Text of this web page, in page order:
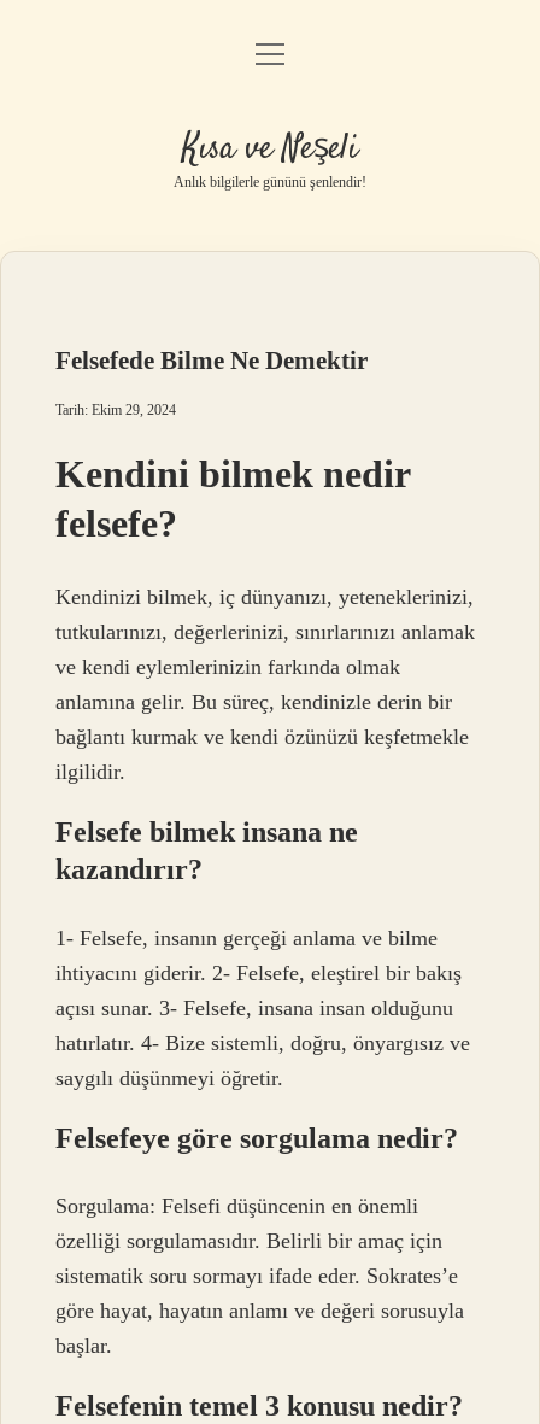
Anasayfa
Yasal Uyarı
menüyü
Kısa ve Neşeli
Anlık bilgilerle gününü şenlendir!
Felsefede Bilme Ne Demektir
Tarih: Ekim 29, 2024
Kendini bilmek nedir
felsefe?
Kendinizi bilmek, iç dünyanızı, yeteneklerinizi,
tutkularınızı, değerlerinizi, sınırlarınızı anlamak
ve kendi eylemlerinizin farkında olmak
anlamına gelir. Bu süreç, kendinizle derin bir
bağlantı kurmak ve kendi özünüzü keşfetmekle
ilgilidir.
Felsefe bilmek insana ne
kazandırır?
1- Felsefe, insanın gerçeği anlama ve bilme
ihtiyacını giderir. 2- Felsefe, eleştirel bir bakış
açısı sunar. 3- Felsefe, insana insan olduğunu
hatırlatır. 4- Bize sistemli, doğru, önyargısız ve
saygılı düşünmeyi öğretir.
Felsefeye göre sorgulama nedir?
Sorgulama: Felsefi düşüncenin en önemli
özelliği sorgulamasıdır. Belirli bir amaç için
sistematik soru sormayı ifade eder. Sokrates’e
göre hayat, hayatın anlamı ve değeri sorusuyla
başlar.
Felsefenin temel 3 konusu nedir?